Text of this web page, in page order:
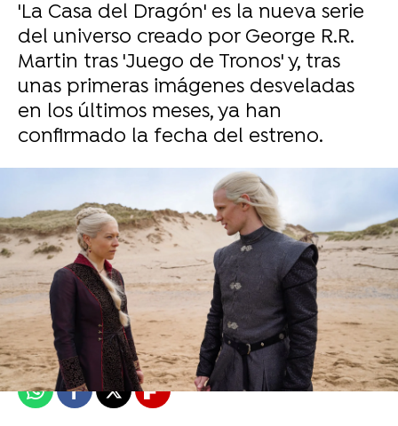
'La Casa del Dragón' es la nueva serie
del universo creado por George R.R.
Martin tras 'Juego de Tronos' y, tras
unas primeras imágenes desveladas
en los últimos meses, ya han
confirmado la fecha del estreno.
Miguel Toba
Madrid
Publicado:31 de marzo de 2022, 11:51
WhatsappFacebook
X Flipboard